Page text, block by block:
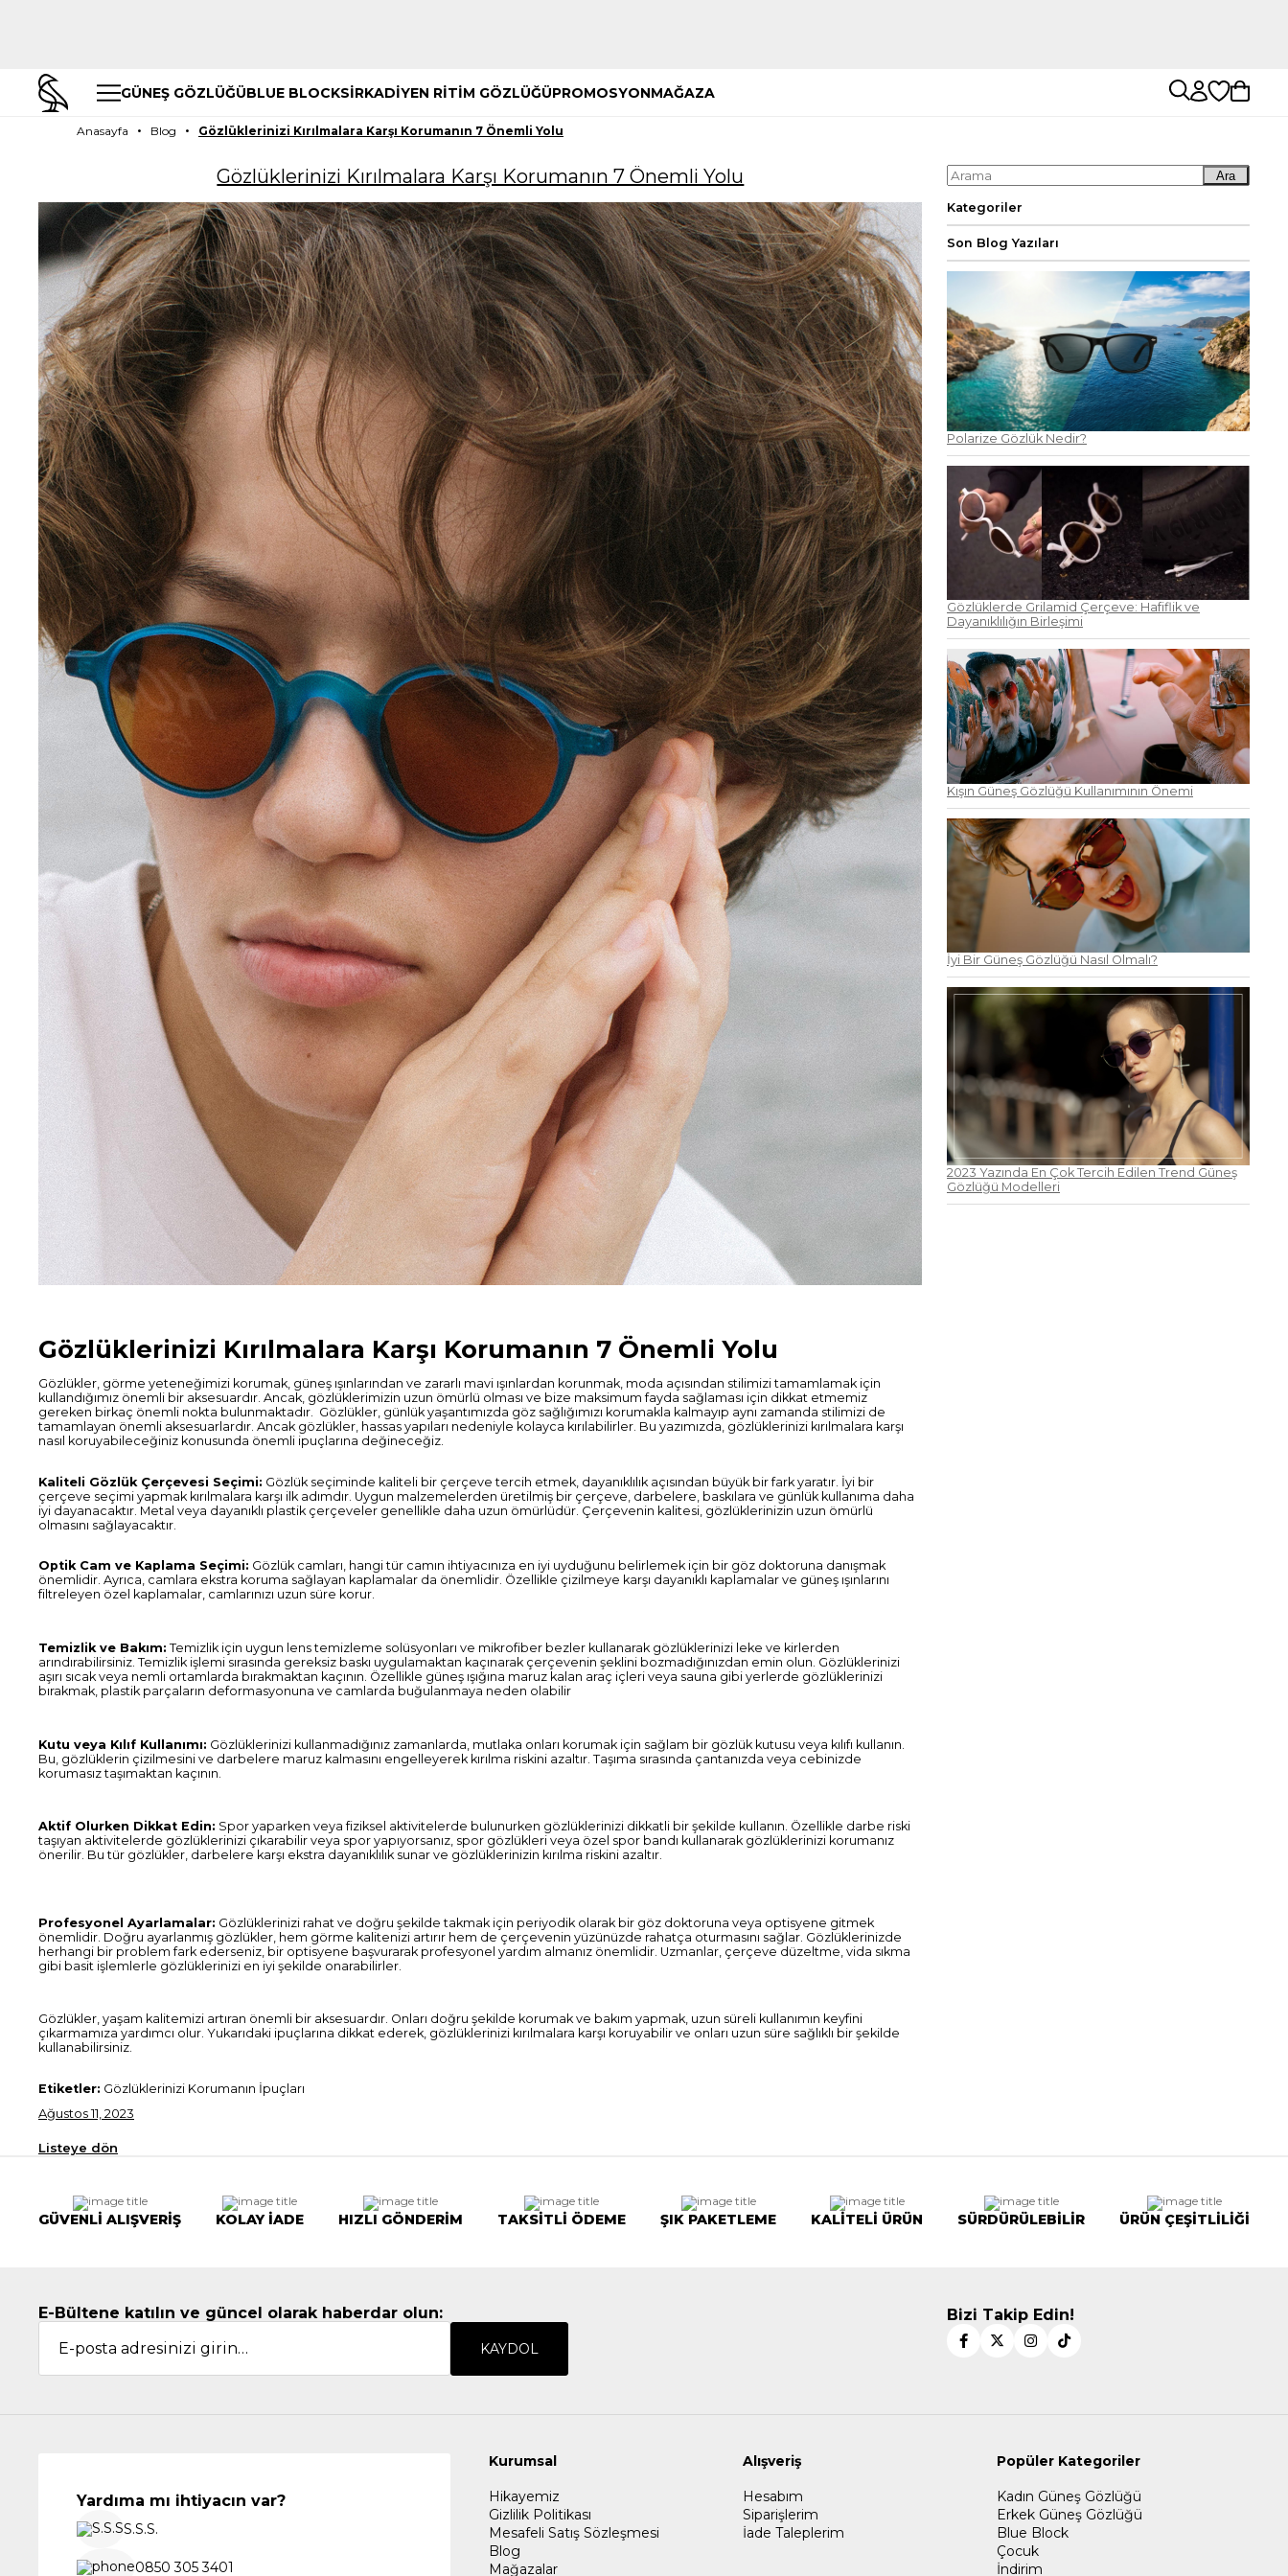
GÜNEŞ GÖZLÜĞÜBLUE BLOCKSİRKADİYEN RİTİM GÖZLÜĞÜPROMOSYONMAĞAZA
Anasayfa Blog Gözlüklerinizi Kırılmalara Karşı Korumanın 7 Önemli Yolu
Gözlüklerinizi Kırılmalara Karşı Korumanın 7 Önemli Yolu
Gözlüklerinizi Kırılmalara Karşı Korumanın 7 Önemli Yolu
Gözlükler, görme yeteneğimizi korumak, güneş ışınlarından ve zararlı mavi ışınlardan korunmak, moda açısından stilimizi tamamlamak için
kullandığımız önemli bir aksesuardır. Ancak, gözlüklerimizin uzun ömürlü olması ve bize maksimum fayda sağlaması için dikkat etmemiz
gereken birkaç önemli nokta bulunmaktadır. Gözlükler, günlük yaşantımızda göz sağlığımızı korumakla kalmayıp aynı zamanda stilimizi de
tamamlayan önemli aksesuarlardır. Ancak gözlükler, hassas yapıları nedeniyle kolayca kırılabilirler. Bu yazımızda, gözlüklerinizi kırılmalara karşı
nasıl koruyabileceğiniz konusunda önemli ipuçlarına değineceğiz.
Kaliteli Gözlük Çerçevesi Seçimi: Gözlük seçiminde kaliteli bir çerçeve tercih etmek, dayanıklılık açısından büyük bir fark yaratır. İyi bir
çerçeve seçimi yapmak kırılmalara karşı ilk adımdır. Uygun malzemelerden üretilmiş bir çerçeve, darbelere, baskılara ve günlük kullanıma daha
iyi dayanacaktır. Metal veya dayanıklı plastik çerçeveler genellikle daha uzun ömürlüdür. Çerçevenin kalitesi, gözlüklerinizin uzun ömürlü
olmasını sağlayacaktır.
Optik Cam ve Kaplama Seçimi: Gözlük camları, hangi tür camın ihtiyacınıza en iyi uyduğunu belirlemek için bir göz doktoruna danışmak
önemlidir. Ayrıca, camlara ekstra koruma sağlayan kaplamalar da önemlidir. Özellikle çizilmeye karşı dayanıklı kaplamalar ve güneş ışınlarını
filtreleyen özel kaplamalar, camlarınızı uzun süre korur.
Temizlik ve Bakım: Temizlik için uygun lens temizleme solüsyonları ve mikrofiber bezler kullanarak gözlüklerinizi leke ve kirlerden
arındırabilirsiniz. Temizlik işlemi sırasında gereksiz baskı uygulamaktan kaçınarak çerçevenin şeklini bozmadığınızdan emin olun. Gözlüklerinizi
aşırı sıcak veya nemli ortamlarda bırakmaktan kaçının. Özellikle güneş ışığına maruz kalan araç içleri veya sauna gibi yerlerde gözlüklerinizi
bırakmak, plastik parçaların deformasyonuna ve camlarda buğulanmaya neden olabilir
Kutu veya Kılıf Kullanımı: Gözlüklerinizi kullanmadığınız zamanlarda, mutlaka onları korumak için sağlam bir gözlük kutusu veya kılıfı kullanın.
Bu, gözlüklerin çizilmesini ve darbelere maruz kalmasını engelleyerek kırılma riskini azaltır. Taşıma sırasında çantanızda veya cebinizde
korumasız taşımaktan kaçının.
Aktif Olurken Dikkat Edin: Spor yaparken veya fiziksel aktivitelerde bulunurken gözlüklerinizi dikkatli bir şekilde kullanın. Özellikle darbe riski
taşıyan aktivitelerde gözlüklerinizi çıkarabilir veya spor yapıyorsanız, spor gözlükleri veya özel spor bandı kullanarak gözlüklerinizi korumanız
önerilir. Bu tür gözlükler, darbelere karşı ekstra dayanıklılık sunar ve gözlüklerinizin kırılma riskini azaltır.
Profesyonel Ayarlamalar: Gözlüklerinizi rahat ve doğru şekilde takmak için periyodik olarak bir göz doktoruna veya optisyene gitmek
önemlidir. Doğru ayarlanmış gözlükler, hem görme kalitenizi artırır hem de çerçevenin yüzünüzde rahatça oturmasını sağlar. Gözlüklerinizde
herhangi bir problem fark ederseniz, bir optisyene başvurarak profesyonel yardım almanız önemlidir. Uzmanlar, çerçeve düzeltme, vida sıkma
gibi basit işlemlerle gözlüklerinizi en iyi şekilde onarabilirler.
Gözlükler, yaşam kalitemizi artıran önemli bir aksesuardır. Onları doğru şekilde korumak ve bakım yapmak, uzun süreli kullanımın keyfini
çıkarmamıza yardımcı olur. Yukarıdaki ipuçlarına dikkat ederek, gözlüklerinizi kırılmalara karşı koruyabilir ve onları uzun süre sağlıklı bir şekilde
kullanabilirsiniz.
Etiketler: Gözlüklerinizi Korumanın İpuçları
Ağustos 11, 2023
Listeye dön
Ara
Kategoriler
Son Blog Yazıları
Polarize Gözlük Nedir?
Gözlüklerde Grilamid Çerçeve: Hafiflik ve
Dayanıklılığın Birleşimi
Kışın Güneş Gözlüğü Kullanımının Önemi
İyi Bir Güneş Gözlüğü Nasıl Olmalı?
2023 Yazında En Çok Tercih Edilen Trend Güneş
Gözlüğü Modelleri
GÜVENLİ ALIŞVERİŞ KOLAY İADE HIZLI GÖNDERİM TAKSİTLİ ÖDEME ŞIK PAKETLEME KALİTELİ ÜRÜN SÜRDÜRÜLEBİLİR ÜRÜN ÇEŞİTLİLİĞİ
E-Bültene katılın ve güncel olarak haberdar olun:
KAYDOL
Bizi Takip Edin!
Yardıma mı ihtiyacın var?
S.S.S.
0850 305 3401
Kurumsal
Hikayemiz
Gizlilik Politikası
Mesafeli Satış Sözleşmesi
Blog
Mağazalar
Alışveriş
Hesabım
Siparişlerim
İade Taleplerim
Popüler Kategoriler
Kadın Güneş Gözlüğü
Erkek Güneş Gözlüğü
Blue Block
Çocuk
İndirim